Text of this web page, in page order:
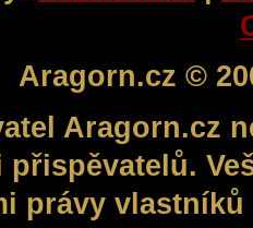
Aragorn.cz ©
Aragorn.cz
přispěvatelů.
právy